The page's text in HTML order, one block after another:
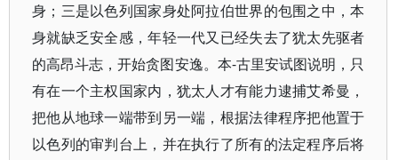
身；三是以色列国家身处阿拉伯世界的包围之中，本
身就缺乏安全感，年轻一代又已经失去了犹太先驱者
的高昂斗志，开始贪图安逸。本-古里安试图说明，只
有在一个主权国家内，犹太人才有能力逮捕艾希曼，
把他从地球一端带到另一端，根据法律程序把他置于
以色列的审判台上，并在执行了所有的法定程序后将